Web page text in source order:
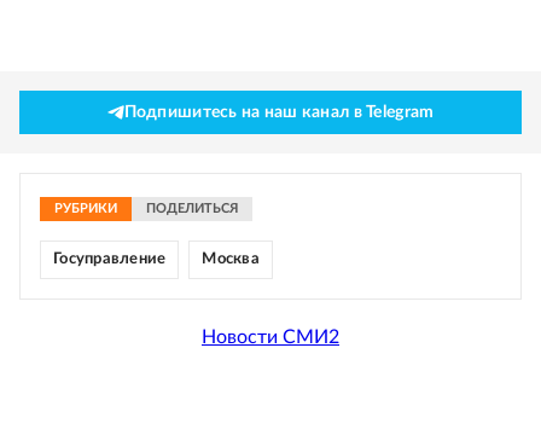
Подпишитесь на наш канал в Telegram
РУБРИКИ ПОДЕЛИТЬСЯ
Госуправление Москва
Новости СМИ2